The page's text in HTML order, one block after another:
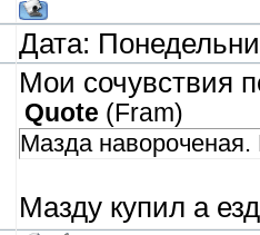
Дата:
Мои сочувствия
Quote (Fram)
Мазда навороченая.
Мазду купил а